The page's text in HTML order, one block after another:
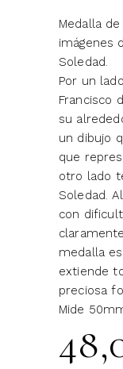
Medalla
imágenes
Soledad.
Por un
Francisco
su
un dibujo
que
otro lado
Soledad.
con
medalla
extiende
preciosa
Mide